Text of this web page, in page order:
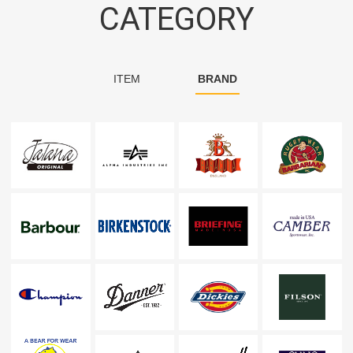
CATEGORY
ITEM BRAND